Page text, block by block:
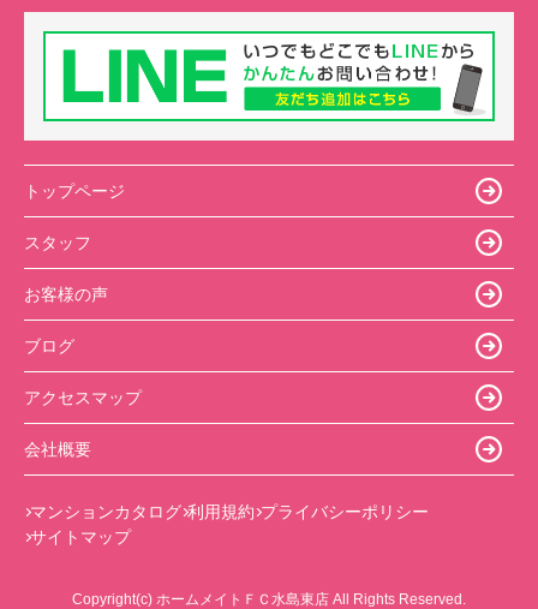
トップページ
スタッフ
お客様の声
ブログ
アクセスマップ
会社概要
マンションカタログ 利用規約 プライバシーポリシー
サイトマップ
Copyright(c) ホームメイトＦＣ水島東店 All Rights Reserved.